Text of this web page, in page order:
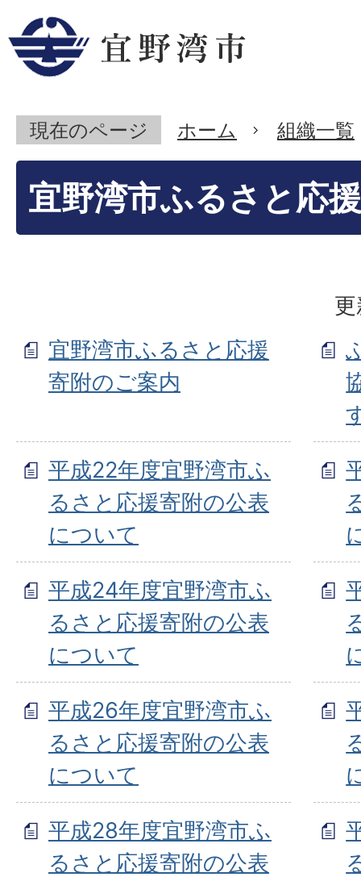
現在のページ ホーム 組織一覧
宜野湾市ふるさと応
宜野湾市ふるさと応援
寄附のご案内
平成22年度宜野湾市ふ
るさと応援寄附の公表
について
平成24年度宜野湾市ふ
るさと応援寄附の公表
について
平成26年度宜野湾市ふ
るさと応援寄附の公表
について
平成28年度宜野湾市ふ
るさと応援寄附の公表